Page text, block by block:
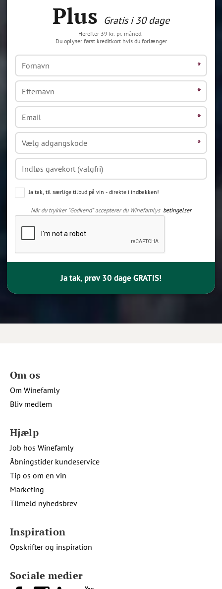
Plus Gratis i 30 dage
Herefter 39 kr. pr. måned.
Du oplyser først kreditkort hvis du forlænger
Ja tak, til særlige tilbud på vin - direkte i indbakken!
Når du trykker "Godkend" accepterer du Winefamlys betingelser
Ja tak, prøv 30 dage GRATIS!
Sociale medier
Om os
Om Winefamly
Bliv medlem
Hjælp
Job hos Winefamly
Åbningstider kundeservice
Tip os om en vin
Marketing
Tilmeld nyhedsbrev
Inspiration
Opskrifter og inspiration